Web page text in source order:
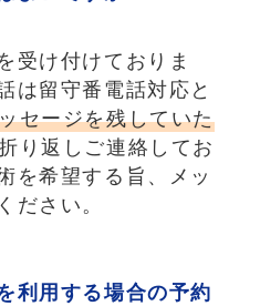
受け付けておりま
は留守番電話対応と
セージを残していた
り返しご連絡してお
を希望する旨、メッ
ださい。
利用する場合の予約